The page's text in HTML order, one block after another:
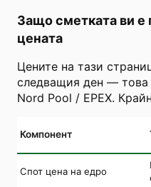
Защо сметката ви е
цената
Цените на тази
следващия ден — това
Nord Pool / EPEX.
Компонент
Спот цена на едро